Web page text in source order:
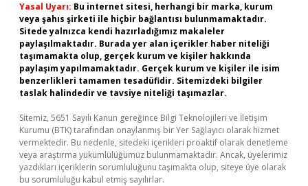
Yasal Uyarı: Bu internet sitesi, herhangi bir marka, kurum
veya şahıs şirketi ile hiçbir bağlantısı bulunmamaktadır.
Sitede yalnızca kendi hazırladığımız makaleler
paylaşılmaktadır. Burada yer alan içerikler haber niteliği
taşımamakta olup, gerçek kurum ve kişiler hakkında
paylaşım yapılmamaktadır. Gerçek kurum ve kişiler ile isim
benzerlikleri tamamen tesadüfidir. Sitemizdeki bilgiler
taslak halindedir ve tavsiye niteliği taşımazlar.
Sitemiz, 5651 Sayılı Kanun gereğince Bilgi Teknolojileri ve İletişim
Kurumu (BTK) tarafından onaylanmış bir Yer Sağlayıcı olarak hizmet
vermektedir. Bu nedenle, sitedeki içerikleri proaktif olarak denetleme
veya araştırma yükümlülüğümüz bulunmamaktadır. Ancak, üyelerimiz
yazdıkları içeriklerin sorumluluğunu taşımakta olup, siteye üye olarak
bu sorumluluğu kabul etmiş sayılırlar.